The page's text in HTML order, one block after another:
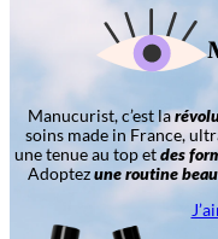
Manucurist, c’est la
soins made in France,
une tenue au top etdes
Adoptezune routine